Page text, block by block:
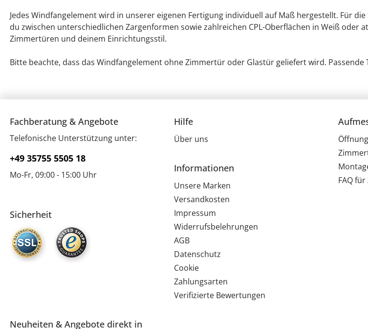
Jedes Windfangelement wird in unserer eigenen Fertigung individuell auf Maß hergestellt. Für
du zwischen unterschiedlichen Zargenformen sowie zahlreichen CPL-Oberflächen in Weiß
Zimmertüren und deinem Einrichtungsstil.
Bitte beachte, dass das Windfangelement ohne Zimmertür oder Glastür geliefert wird.
Fachberatung & Angebote
Telefonische Unterstützung unter:
+49 35755 5505 18
Mo-Fr, 09:00 - 15:00 Uhr
Sicherheit
Hilfe
Über uns
Informationen
Unsere Marken
Versandkosten
Impressum
Widerrufsbelehrungen
AGB
Datenschutz
Cookie
Zahlungsarten
Verifizierte Bewertungen
FAQ
Neuheiten & Angebote direkt in